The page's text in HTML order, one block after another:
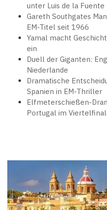
unter Luis de la Fuente
Gareth Southgates
EM-Titel seit 1966
Yamal macht
ein
Duell der Giganten:
Niederlande
Dramatische
Spanien in EM-Thriller
Elfmeterschießen-
Portugal im